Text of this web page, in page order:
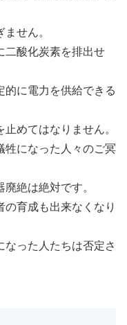
せん。
二酸化炭素を排出せ
的に電力を供給できる
めてはなりません。
牲になった人々のご冥
絶は絶対です。
育成も出来なくなり
った人たちは否定さ